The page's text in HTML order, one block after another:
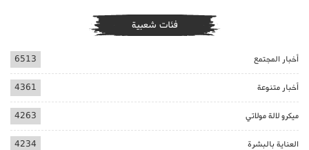
فئات شعبية
أخبار المجتمع 6513
أخبار متنوعة 4361
ميكرو لالة مولاتي 4263
العناية بالبشرة 4234